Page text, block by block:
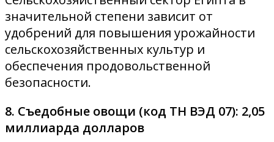
значительной степени зависит от
удобрений для повышения урожайности
сельскохозяйственных культур и
обеспечения продовольственной
безопасности.
8. Съедобные овощи (код ТН ВЭД 07): 2,05
миллиарда долларов